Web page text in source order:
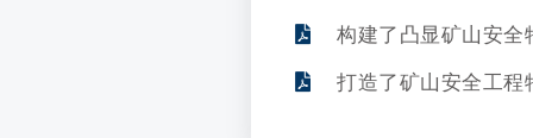
构建了凸显矿山安
打造了矿山安全工